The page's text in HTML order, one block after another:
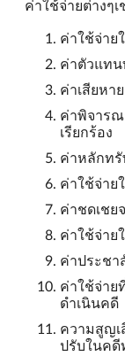
ค่าใช้จ่ายต่างๆเ
ค่าใช้จ่าย
ค่าตัวแท
ค่าเสียหาย
ค่าพิจารณ
เรียกร้อง
ค่าหลักท
ค่าใช้จ่าย
ค่าชดเชย
ค่าใช้จ่าย
ค่าประช
ค่าใช้จ่าย
ดำเนินคดี
ความสูญเ
ปรับในคดี